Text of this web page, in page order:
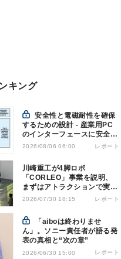
キング
安全性と電磁耐性を確保
するための設計 - 産業用PC
のインターフェースに安全絶
縁を適用する
2026/08/06 06:00 レポート
川崎重工が4脚ロボ
「CORLEO」事業を説明、
まずはアトラクションで実用
化へ
2026/07/30 18:15 レポート
ん」。ソニー責任者が語る発
表の真相と“次の章”
2026/06/30 15:00 レポート